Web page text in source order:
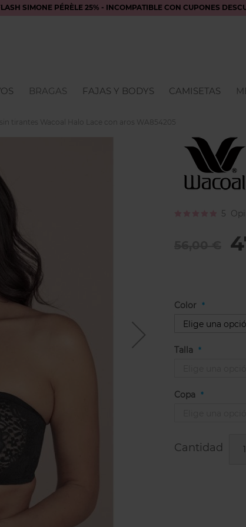
SIMONE PÉRÈLE 25% - INCOMPATIBLE CON CUPONES
BRAGAS FAJAS Y BODYS CAMISETAS
tirantes Wacoal Halo Lace con aros WA854205
Calificación:5
Color
Talla
Copa
Cantidad